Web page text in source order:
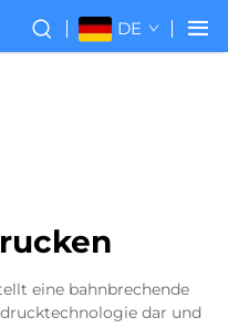
DE
eine bahnbrechende
dar und